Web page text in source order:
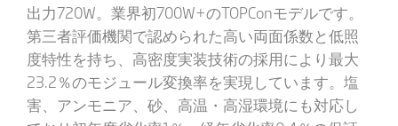
出力720W。業界初700W+のTOPConモデルです。
第三者評価機関で認められた高い両面係数と低照
度特性を持ち、高密度実装技術の採用により最大
23.2％のモジュール変換率を実現しています。塩
害、アンモニア、砂、高温・高湿環境にも対応し